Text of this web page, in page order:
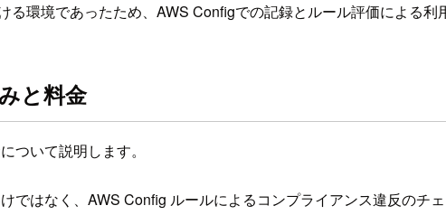
環境であったため、AWS Configでの記録とルール評価による利
と料金
ついて説明します。
はなく、AWS Config ルールによるコンプライアンス違反のチェ